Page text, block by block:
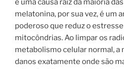
é uma causa raiz da maioria
melatonina, por sua vez, é um
poderoso que reduz o
mitocôndrias. Ao limpar os
metabolismo celular normal, a
danos exatamente onde são